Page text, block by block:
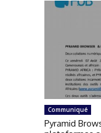
Communiqué
Pyramid